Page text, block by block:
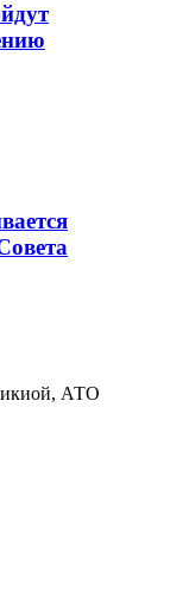
АТО